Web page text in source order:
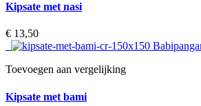
Kipsate met nasi
€ 13,50‎
Toevoegen aan vergelijking
Kipsate met bami